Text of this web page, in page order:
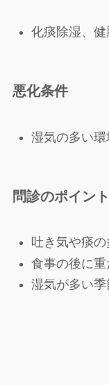
化痰除湿、健
悪化条件
湿気の多い
問診のポイント
吐き気や痰
食事の後に
湿気が多い季